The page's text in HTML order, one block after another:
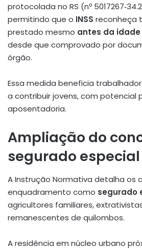
protocolada no RS (nº
permitindo que o INSS reconheça
prestado mesmo antes da
desde que comprovado por
órgão.
Essa medida beneficia
a contribuir jovens, com potencial
aposentadoria.
Ampliação do
segurado especial
A Instrução Normativa detalha os
enquadramento como segurado
agricultores familiares,
remanescentes de quilombos.
A residência em núcleo urbano